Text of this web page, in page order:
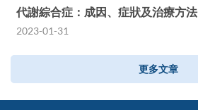
代謝綜合症：成因、症狀及治療方法
2023-01-31
更多文章